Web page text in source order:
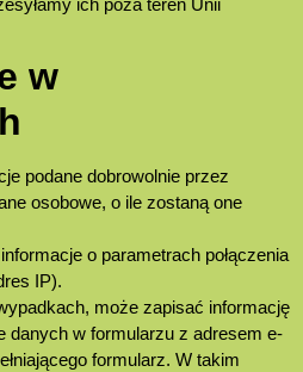
ich poza teren Unii
w
podane dobrowolnie przez
osobowe, o ile zostaną one
o parametrach połączenia
IP).
może zapisać informację
danych w formularzu z adresem e-
formularz. W takim